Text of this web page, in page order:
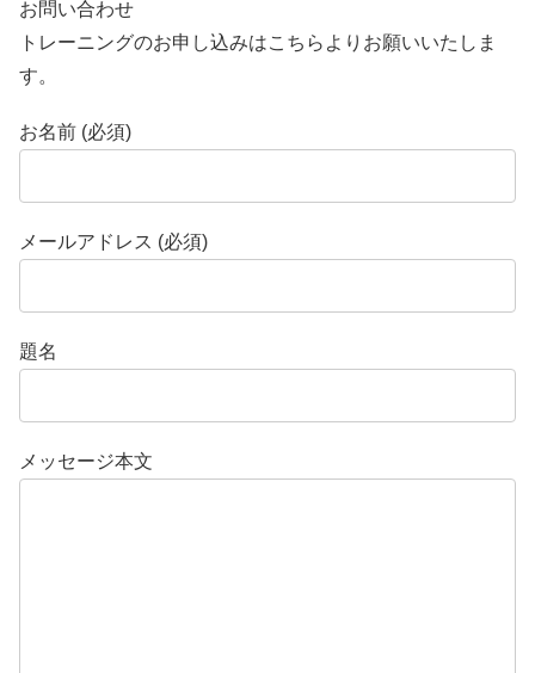
お問い合わせ
トレーニングのお申し込みはこちらよりお願いいたしま
す。
お名前 (必須)
メールアドレス (必須)
題名
メッセージ本文